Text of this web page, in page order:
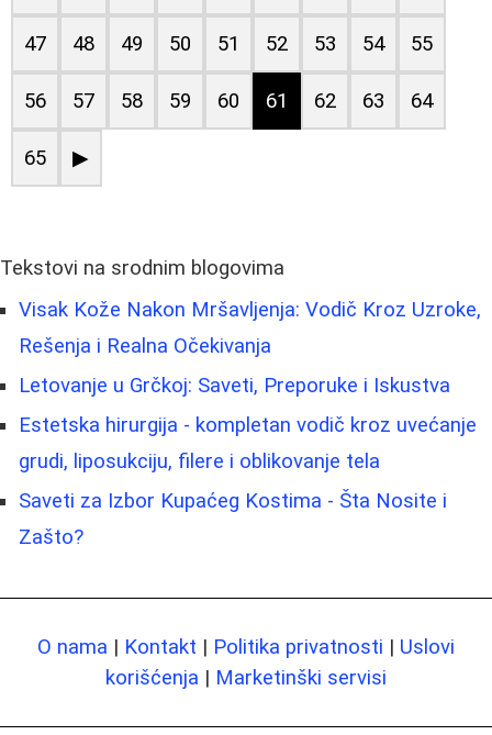
47 48 49 50 51 52 53 54 55
56 57 58 59 60 61 62 63 64
65 ▶
Tekstovi na srodnim blogovima
Visak Kože Nakon Mršavljenja: Vodič Kroz Uzroke,
Rešenja i Realna Očekivanja
Letovanje u Grčkoj: Saveti, Preporuke i Iskustva
Estetska hirurgija - kompletan vodič kroz uvećanje
grudi, liposukciju, filere i oblikovanje tela
Saveti za Izbor Kupaćeg Kostima - Šta Nosite i
Zašto?
O nama | Kontakt | Politika privatnosti | Uslovi
korišćenja | Marketinški servisi